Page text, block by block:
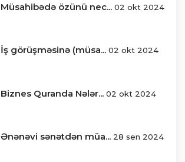
Müsahibədə özünü nec... 02 okt 2024
İş görüşməsinə (müsa... 02 okt 2024
Biznes Quranda Nələr... 02 okt 2024
Ənənəvi sənətdən müa... 28 sen 2024